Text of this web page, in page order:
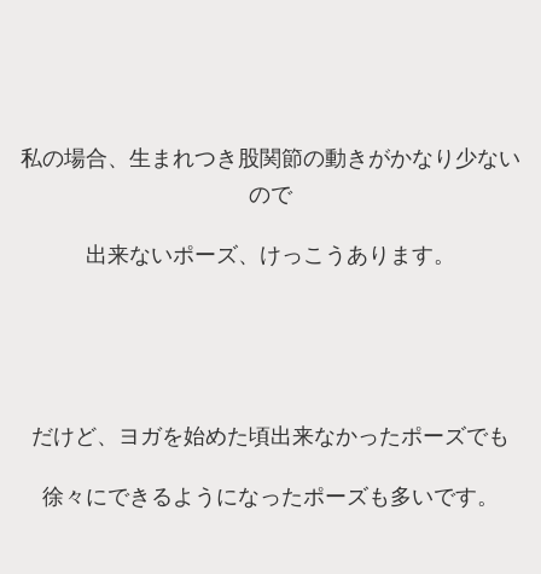
私の場合、生まれつき股関節の動きがかなり少ない
ので
出来ないポーズ、けっこうあります。
だけど、ヨガを始めた頃出来なかったポーズでも
徐々にできるようになったポーズも多いです。